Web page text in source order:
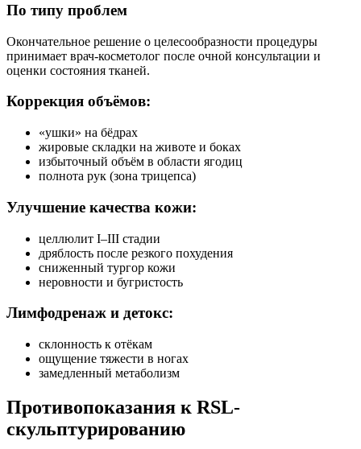
По типу проблем
Окончательное решение о целесообразности процедуры
принимает врач-косметолог после очной консультации и
оценки состояния тканей.
Коррекция объёмов:
«ушки» на бёдрах
жировые складки на животе и боках
избыточный объём в области ягодиц
полнота рук (зона трицепса)
Улучшение качества кожи:
целлюлит I–III стадии
дряблость после резкого похудения
сниженный тургор кожи
неровности и бугристость
Лимфодренаж и детокс:
склонность к отёкам
ощущение тяжести в ногах
замедленный метаболизм
Противопоказания к RSL-
скульптурированию